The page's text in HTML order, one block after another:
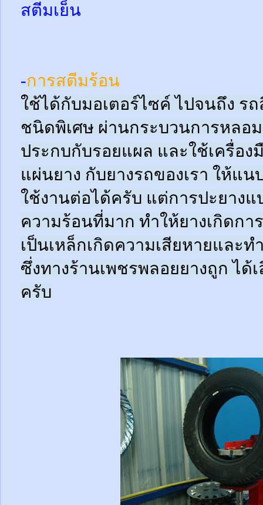
สตีมเย็น
-การสตีมร้อน
ใช้ได้กับมอเตอร์ไซค์ ไปจนถึง ร
ชนิดพิเศษ ผ่านกระบวนการหลอ
ประกบกับรอยแผล และใช้เครื่อง
แผ่นยาง กับยางรถของเรา ให้แ
ใช้งานต่อได้ครับ แต่การปะยาง
ความร้อนที่มาก ทำให้ยางเกิดกา
เป็นเหล็กเกิดความเสียหายและท
ซึ่งทางร้านเพชรพลอยยางถูก ได้
ครับ